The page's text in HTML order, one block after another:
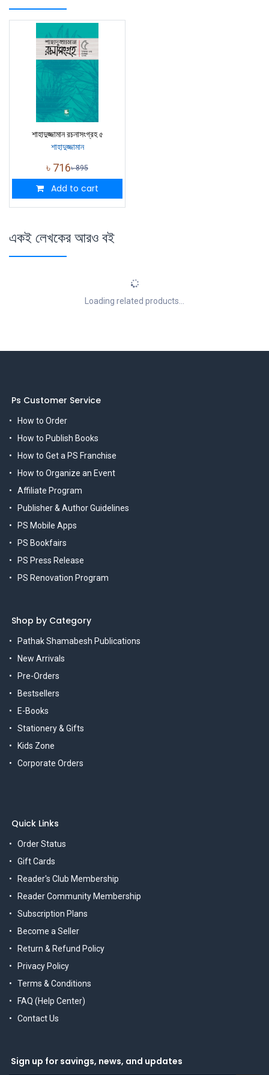
শাহাদুজ্জামান রচনাসংগ্রহ ৫
শাহাদুজ্জামান
৳ 716৳895
Add to cart
একই লেখকের আরও বই
Loading related products...
Ps Customer Service
How to Order
How to Publish Books
How to Get a PS Franchise
How to Organize an Event
Affiliate Program
Publisher & Author Guidelines
PS Mobile Apps
PS Bookfairs
PS Press Release
PS Renovation Program
Shop by Category
Pathak Shamabesh Publications
New Arrivals
Pre-Orders
Bestsellers
E-Books
Stationery & Gifts
Kids Zone
Corporate Orders
Quick Links
Order Status
Gift Cards
Reader's Club Membership
Reader Community Membership
Subscription Plans
Become a Seller
Return & Refund Policy
Privacy Policy
Terms & Conditions
FAQ (Help Center)
Contact Us
Sign up for savings, news, and updates